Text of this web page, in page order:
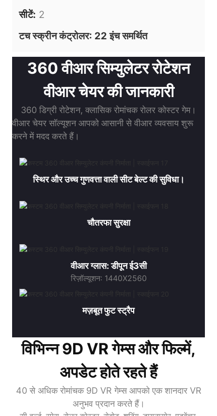
सीटें: 2
टच स्क्रीन कंट्रोलर: 22 इंच समर्थित
360 वीआर सिम्युलेटर रोटेशन
वीआर चेयर की जानकारी
360 डिग्री रोटेशन, क्लासिक रोमांचक रोलर कोस्टर गेम।
वीआर चेयर सॉल्यूशन आपको आसानी से वीआर व्यवसाय शुरू
करने में मदद करते हैं।
स्थिर और उच्च गुणवत्ता वाली सीट बेल्ट की सुविधा।
चौतरफा सुरक्षा
वीआर ग्लास: डीपून ई3सी
रिज़ॉल्यूशन: 1440X2560
मज़बूत फुट स्ट्रैप
विभिन्न 9D VR गेम्स और फिल्में,
अपडेट होते रहते हैं
40 से अधिक रोमांचक 9D VR गेम्स आपको एक शानदार VR
अनुभव प्रदान करते हैं।